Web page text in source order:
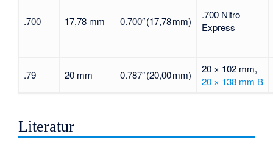
.700 17,78 mm 0.700″ (17,78 mm)
.700 Nitro
Express
.79 20 mm 0.787″ (20,00 mm)
20 × 102 mm,
20 × 138 mm B
Literatur